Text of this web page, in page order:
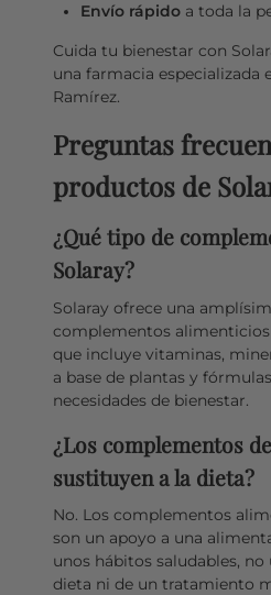
Envío rápidoa toda la
Cuida tu bienestar con
una farmacia especializada
Ramírez.
Preguntas
productos de
¿Qué tipo de
Solaray?
Solaray ofrece una
complementos
que incluye vitaminas,
a base de plantas y
necesidades de bienestar.
¿Los complementos
sustituyen a la dieta?
No. Los complementos
son un apoyo a una
unos hábitos saludables,
dieta ni de un tratamiento